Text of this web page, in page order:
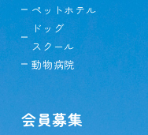
ペットホテル
ドッグ
スクール
動物病院
会員募集